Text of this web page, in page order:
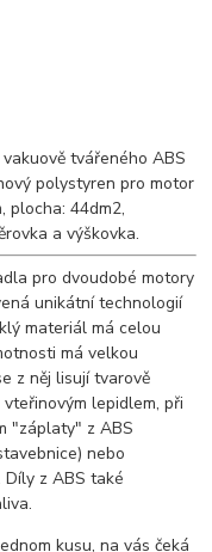
tvářeného ABS
polystyren pro motor
plocha: 44dm2,
a výškovka.
pro dvoudobé motory
unikátní technologií
materiál má celou
má velkou
z něj lisují tvarově
lepidlem, při
"záplaty" z ABS
nebo
Díly z ABS také
kusu, na vás čeká